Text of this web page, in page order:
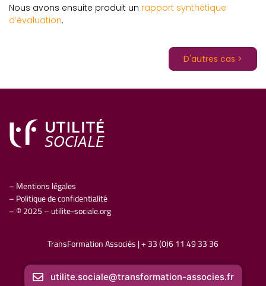
Nous avons ensuite produit un rapport synthétique
d’évaluation.
D'autres cas >
– Mentions légales
– Politique de confidentialité
– © 2025 – utilite-sociale.org
TransFormation Associés|+ 33 (0)6 11 49 33 36
utilite.sociale@transformation-associes.fr